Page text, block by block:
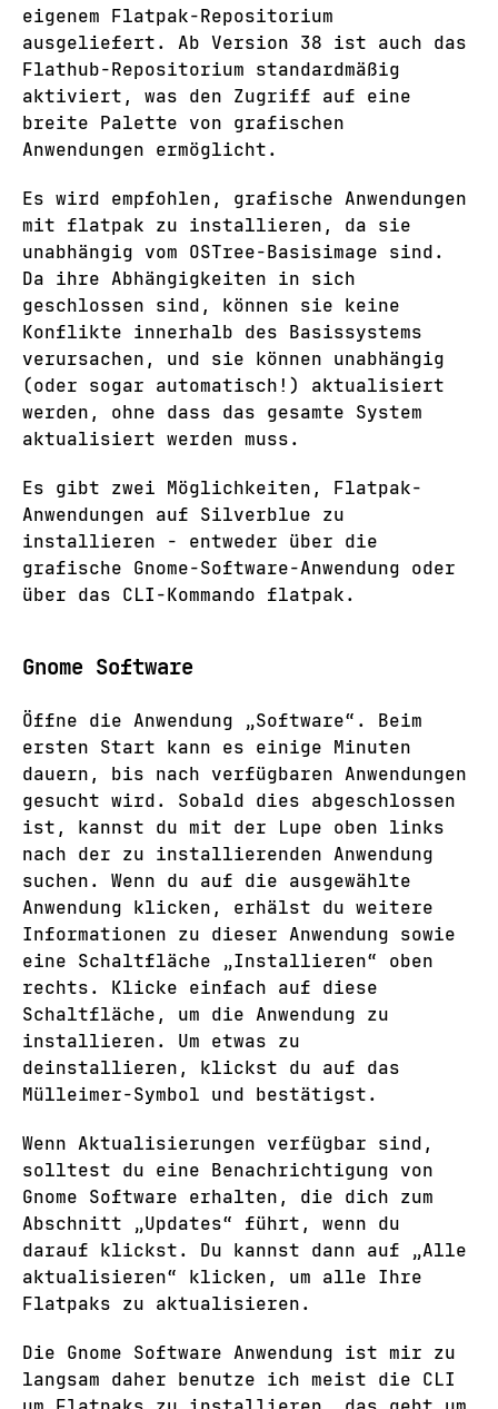
eigenem Flatpak-Repositorium
ausgeliefert. Ab Version 38 ist auch das
Flathub-Repositorium standardmäßig
aktiviert, was den Zugriff auf eine
breite Palette von grafischen
Anwendungen ermöglicht.
Es wird empfohlen, grafische Anwendungen
mit flatpak zu installieren, da sie
unabhängig vom OSTree-Basisimage sind.
Da ihre Abhängigkeiten in sich
geschlossen sind, können sie keine
Konflikte innerhalb des Basissystems
verursachen, und sie können unabhängig
(oder sogar automatisch!) aktualisiert
werden, ohne dass das gesamte System
aktualisiert werden muss.
Es gibt zwei Möglichkeiten, Flatpak-
Anwendungen auf Silverblue zu
installieren - entweder über die
grafische Gnome-Software-Anwendung oder
über das CLI-Kommando flatpak.
Gnome Software
Öffne die Anwendung „Software“. Beim
ersten Start kann es einige Minuten
dauern, bis nach verfügbaren Anwendungen
gesucht wird. Sobald dies abgeschlossen
ist, kannst du mit der Lupe oben links
nach der zu installierenden Anwendung
suchen. Wenn du auf die ausgewählte
Anwendung klicken, erhälst du weitere
Informationen zu dieser Anwendung sowie
eine Schaltfläche „Installieren“ oben
rechts. Klicke einfach auf diese
Schaltfläche, um die Anwendung zu
installieren. Um etwas zu
deinstallieren, klickst du auf das
Mülleimer-Symbol und bestätigst.
Wenn Aktualisierungen verfügbar sind,
solltest du eine Benachrichtigung von
Gnome Software erhalten, die dich zum
Abschnitt „Updates“ führt, wenn du
darauf klickst. Du kannst dann auf „Alle
aktualisieren“ klicken, um alle Ihre
Flatpaks zu aktualisieren.
Die Gnome Software Anwendung ist mir zu
langsam daher benutze ich meist die CLI